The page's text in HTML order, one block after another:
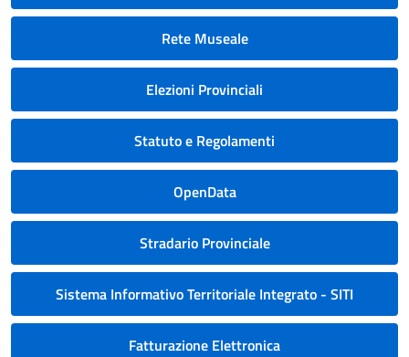
Rete Museale
Elezioni Provinciali
Statuto e Regolamenti
OpenData
Stradario Provinciale
Sistema Informativo Territoriale Integrato - SITI
Fatturazione Elettronica